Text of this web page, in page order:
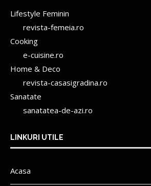
Lifestyle Feminin
revista-femeia.ro
Cooking
e-cuisine.ro
Home & Deco
revista-casasigradina.ro
Sanatate
sanatatea-de-azi.ro
LINKURI UTILE
Acasa